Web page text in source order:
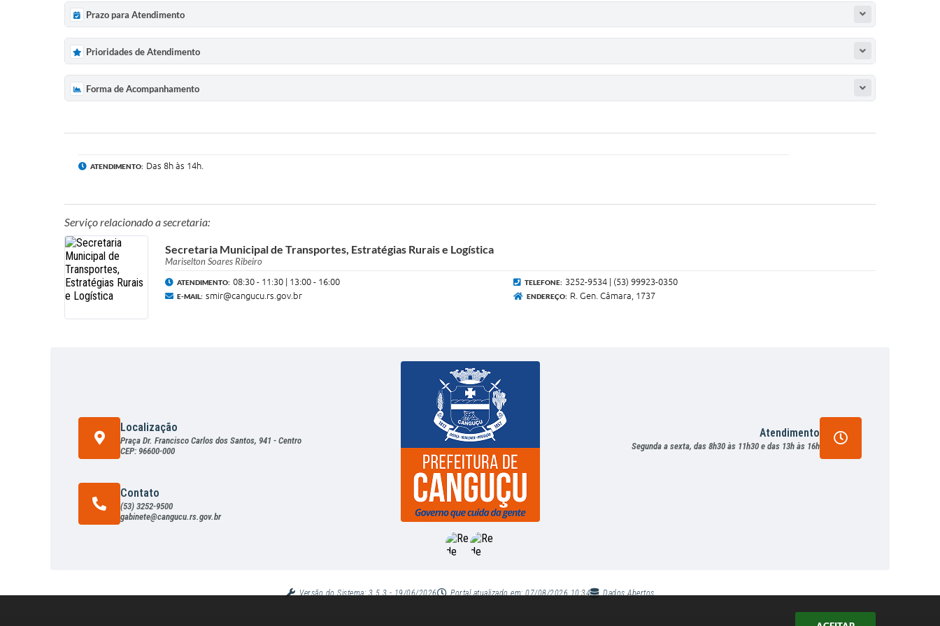
Prazo para Atendimento
Prioridades de Atendimento
Forma de Acompanhamento
ATENDIMENTO: Das 8h às 14h.
Serviço relacionado a secretaria:
Secretaria Municipal de Transportes, Estratégias Rurais e Logística
Mariselton Soares Ribeiro
ATENDIMENTO: 08:30 - 11:30 | 13:00 - 16:00 TELEFONE: 3252-9534 | (53) 99923-0350
E-MAIL: smir@cangucu.rs.gov.br ENDEREÇO: R. Gen. Câmara, 1737
Localização
Praça Dr. Francisco Carlos dos Santos, 941 - Centro
CEP: 96600-000
Contato
(53) 3252-9500
gabinete@cangucu.rs.gov.br
Atendimento
Segunda a sexta, das 8h30 às 11h30 e das 13h às 16h
Versão do Sistema:3.5.3 - 19/06/2026 Portal atualizado em:07/08/2026 10:34 Dados Abertos